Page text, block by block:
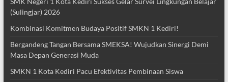
(Sulingjar) 2026
Kombinasi Komitmen Budaya Positif SMKN 1 Kediri!
Bergandeng Tangan Bersama SMEKSA! Wujudkan Sinergi Demi
Masa Depan Generasi Muda
SMKN 1 Kota Kediri Pacu Efektivitas Pembinaan Siswa